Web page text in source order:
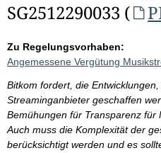
SG2512290033 (
Zu Regelungsvorhaben:
Angemessene Vergütung
Bitkom fordert, die
Streaminganbieter geschaffen
Bemühungen für Transparenz für
Auch muss die Komplexität der
berücksichtigt werden und es